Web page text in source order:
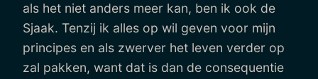
als het niet anders meer kan, ben ik ook de
Sjaak. Tenzij ik alles op wil geven voor mijn
principes en als zwerver het leven verder op
zal pakken, want dat is dan de consequentie